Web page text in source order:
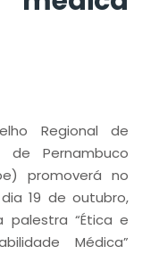
Regional de
de Pernambuco
promoverá no
19 de outubro,
palestra “Ética e
Médica”